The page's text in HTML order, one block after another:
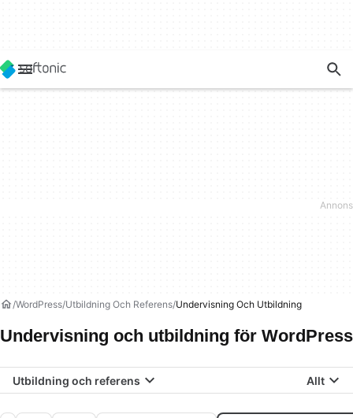
WordPress Utbildning Och Referens Undervisning Och Utbildning
Undervisning och utbildning för WordPress
Utbildning och referens Allt